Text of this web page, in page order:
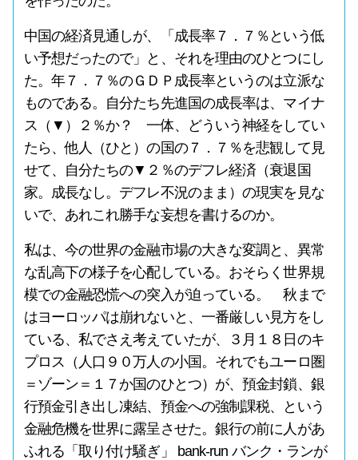
中国の経済見通しが、「成長率７．７％という低
い予想だったので」と、それを理由のひとつにし
た。年７．７％のＧＤＰ成長率というのは立派な
ものである。自分たち先進国の成長率は、マイナ
ス（▼）２％か？ 一体、どういう神経をしてい
たら、他人（ひと）の国の７．７％を悲観して見
せて、自分たちの▼２％のデフレ経済（衰退国
家。成長なし。デフレ不況のまま）の現実を見な
いで、あれこれ勝手な妄想を書けるのか。
私は、今の世界の金融市場の大きな変調と、異常
な乱高下の様子を心配している。おそらく世界規
模での金融恐慌への突入が迫っている。 秋まで
はヨーロッパは崩れないと、一番厳しい見方をし
ている、私でさえ考えていたが、３月１８日のキ
プロス（人口９０万人の小国。それでもユーロ圏
＝ゾーン＝１７か国のひとつ）が、預金封鎖、銀
行預金引き出し凍結、預金への強制課税、という
金融危機を世界に露呈させた。銀行の前に人があ
ふれる「取り付け騒ぎ」 bank-run バンク・ランが